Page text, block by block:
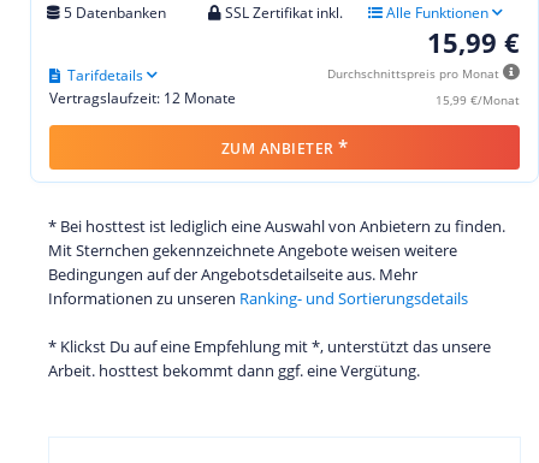
5 Datenbanken
SSL Zertifikat inkl. Alle Funktionen
15,99 €
Durchschnittspreis pro Monat
15,99 €/Monat
Vertragslaufzeit: 12 Monate
Tarifdetails
ZUM ANBIETER *
* Bei hosttest ist lediglich eine Auswahl von Anbietern zu finden.
Mit Sternchen gekennzeichnete Angebote weisen weitere
Bedingungen auf der Angebotsdetailseite aus. Mehr
Informationen zu unseren Ranking- und Sortierungsdetails
* Klickst Du auf eine Empfehlung mit *, unterstützt das unsere
Arbeit. hosttest bekommt dann ggf. eine Vergütung.